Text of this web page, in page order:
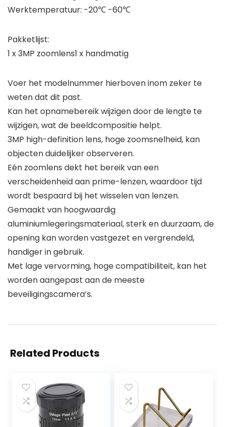
Werktemperatuur: -20℃ -60℃
Pakketlijst:
1 x 3MP zoomlens1 x handmatig
Voer het modelnummer hierboven inom zeker te
weten dat dit past.
Kan het opnamebereik wijzigen door de lengte te
wijzigen, wat de beeldcompositie helpt.
3MP high-definition lens, hoge zoomsnelheid, kan
objecten duidelijker observeren.
Eén zoomlens dekt het bereik van een
verscheidenheid aan prime-lenzen, waardoor tijd
wordt bespaard bij het wisselen van lenzen.
Gemaakt van hoogwaardig
aluminiumlegeringsmateriaal, sterk en duurzaam, de
opening kan worden vastgezet en vergrendeld,
handiger in gebruik.
Met lage vervorming, hoge compatibiliteit, kan het
worden aangepast aan de meeste
beveiligingscamera’s.
Related Products